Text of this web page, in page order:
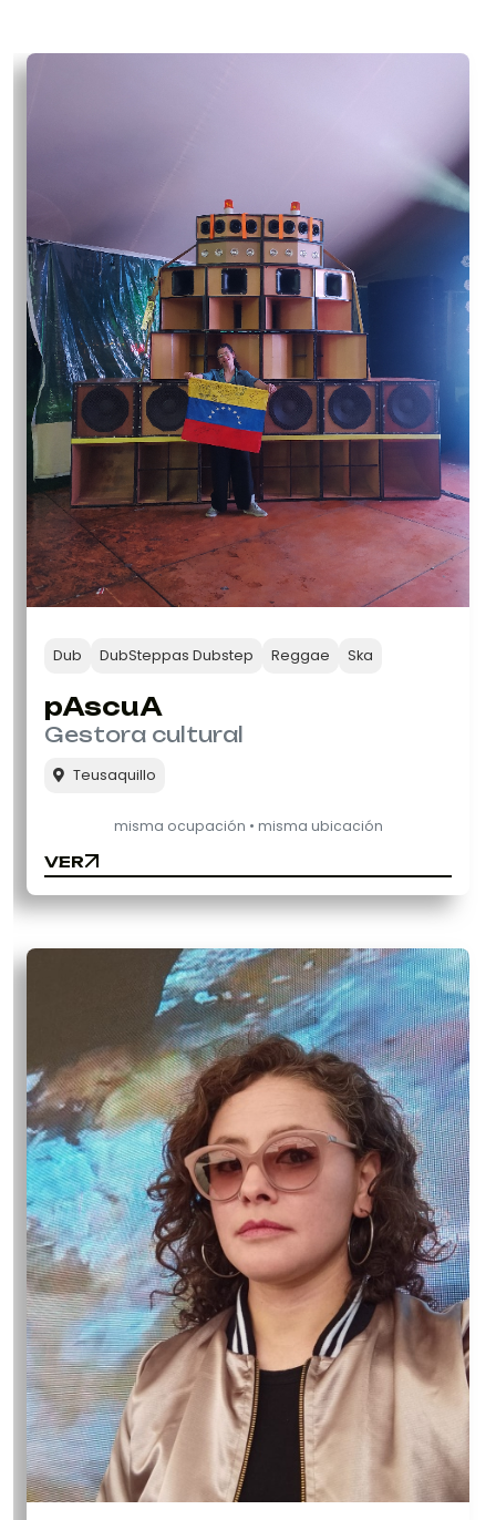
Dub DubSteppas Dubstep Reggae Ska
pAscuA
Gestora cultural
Teusaquillo
misma ocupación • misma ubicación
VER
VER